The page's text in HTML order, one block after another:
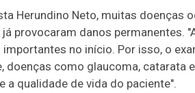
Herundino Neto, muitas doenças
provocaram danos permanentes.
no início. Por isso, o
doenças como glaucoma, catarata
a qualidade de vida do paciente".